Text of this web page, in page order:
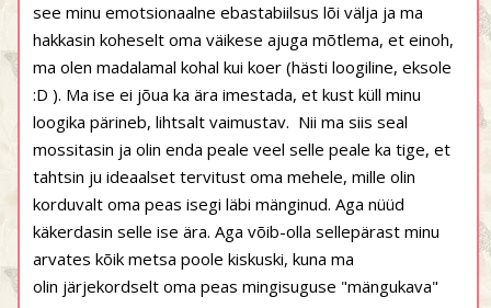
see minu emotsionaalne ebastabiilsus lõi välja ja ma
hakkasin koheselt oma väikese ajuga mõtlema, et einoh,
ma olen madalamal kohal kui koer (hästi loogiline, eksole
:D ). Ma ise ei jõua ka ära imestada, et kust küll minu
loogika pärineb, lihtsalt vaimustav. Nii ma siis seal
mossitasin ja olin enda peale veel selle peale ka tige, et
tahtsin ju ideaalset tervitust oma mehele, mille olin
korduvalt oma peas isegi läbi mänginud. Aga nüüd
käkerdasin selle ise ära. Aga võib-olla sellepärast minu
arvates kõik metsa poole kiskuski, kuna ma
olin järjekordselt oma peas mingisuguse "mängukava"